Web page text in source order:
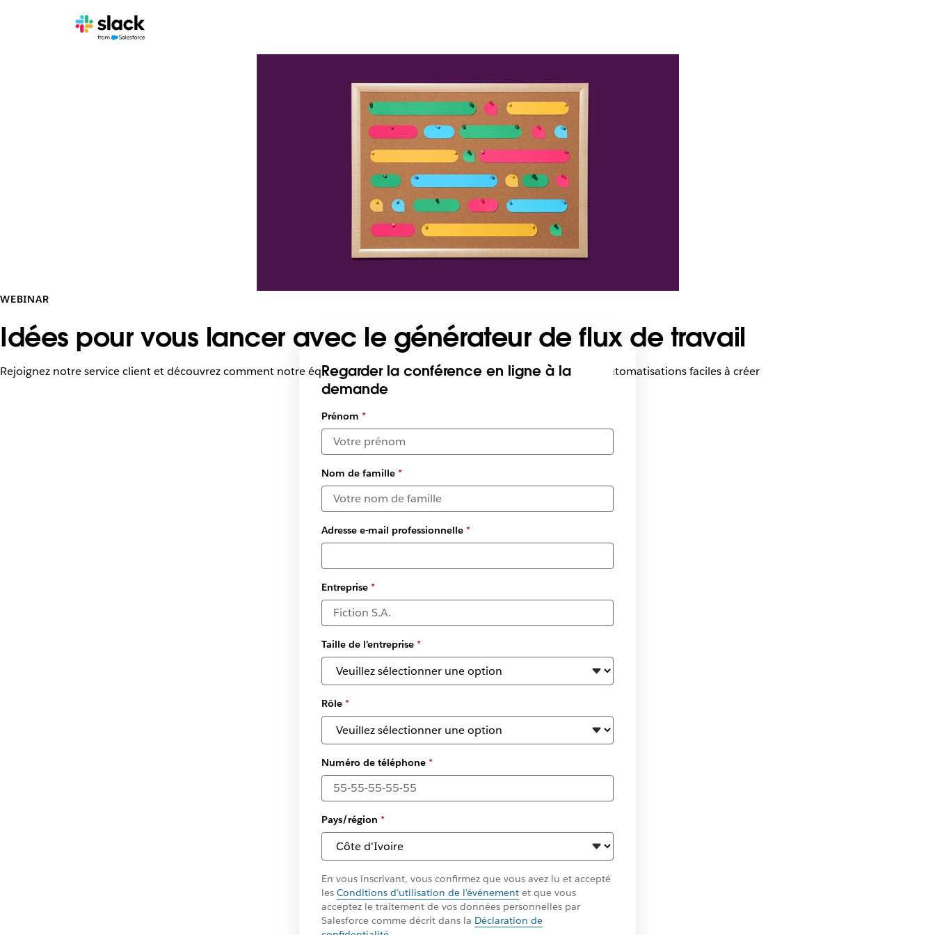
WEBINAR
Idées pour vous lancer avec le générateur de flux de travail
Rejoignez notre service client et découvrez comment notre équipe et nos clients maximisent leur efficacité avec des automatisations faciles à créer
Regarder la conférence en ligne à la
demande
Sélectionner
des dates et
des fuseaux
horaires
disponibles
*
Prénom *
Nom de famille*
Adresse e-mail professionnelle*
Entreprise*
Taille de l’entreprise*
Rôle*
Numéro de téléphone*
Pays/région *
En vous inscrivant, vous confirmez que vous avez lu et accepté
les Conditions d’utilisation de l’événementet que vous
acceptez le traitement de vos données personnelles par
Salesforce comme décrit dans la Déclaration de